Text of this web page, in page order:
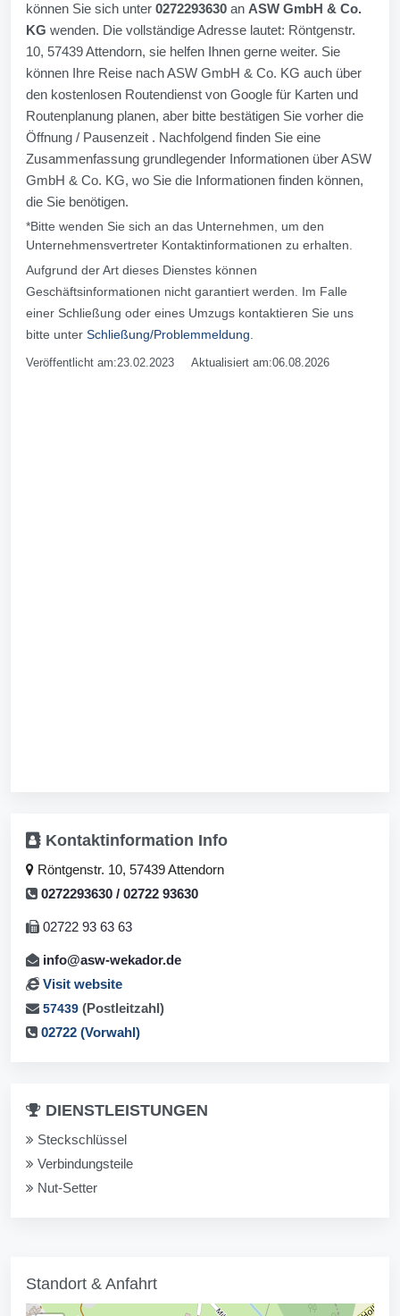
können Sie sich unter 0272293630 an ASW GmbH & Co.
KG wenden. Die vollständige Adresse lautet: Röntgenstr.
10, 57439 Attendorn, sie helfen Ihnen gerne weiter. Sie
können Ihre Reise nach ASW GmbH & Co. KG auch über
den kostenlosen Routendienst von Google für Karten und
Routenplanung planen, aber bitte bestätigen Sie vorher die
Öffnung / Pausenzeit . Nachfolgend finden Sie eine
Zusammenfassung grundlegender Informationen über ASW
GmbH & Co. KG, wo Sie die Informationen finden können,
die Sie benötigen.
*Bitte wenden Sie sich an das Unternehmen, um den
Unternehmensvertreter Kontaktinformationen zu erhalten.
Aufgrund der Art dieses Dienstes können
Geschäftsinformationen nicht garantiert werden. Im Falle
einer Schließung oder eines Umzugs kontaktieren Sie uns
bitte unter Schließung/Problemmeldung.
Veröffentlicht am:23.02.2023 Aktualisiert am:06.08.2026
Kontaktinformation Info
Röntgenstr. 10, 57439 Attendorn
0272293630 / 02722 93630
02722 93 63 63
info@asw-wekador.de
Visit website
57439 (Postleitzahl)
02722 (Vorwahl)
DIENSTLEISTUNGEN
Steckschlüssel
Verbindungsteile
Nut-Setter
Standort & Anfahrt